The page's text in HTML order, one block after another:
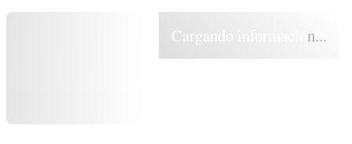
Cargando información...